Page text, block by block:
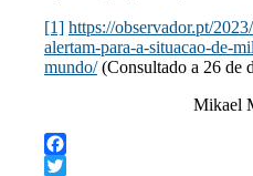
[1] https://observador.pt/
alertam-para-a-situacao-de-
mundo/(Consultado a 26 de
Mikael
Facebook